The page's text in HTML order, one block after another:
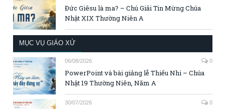
Đức Giêsu là ma? – Chú Giải Tin Mừng Chúa
Nhật XIX Thường Niên A
MỤC VỤ GIÁO XỨ
06/08/2026 0
PowerPoint và bài giảng lễ Thiếu Nhi – Chúa
Nhật 19 Thường Niên, Năm A
30/07/2026 0